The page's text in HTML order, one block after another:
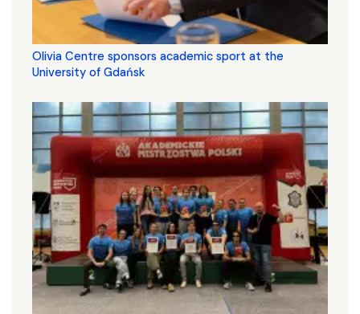
Olivia Centre sponsors academic sport at the
University of Gdańsk